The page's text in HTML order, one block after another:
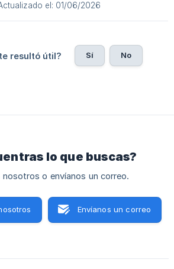
el: 01/06/2026
resultó útil? Sí No
lo que buscas?
nosotros o envíanos un correo.
Envíanos un correo